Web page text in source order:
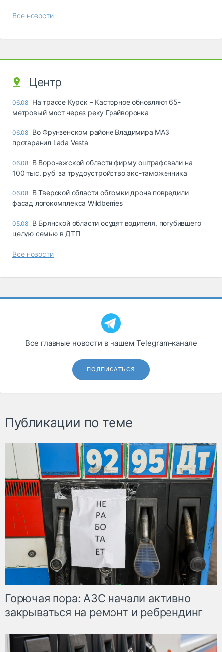
Все новости
Центр
06.08 На трассе Курск – Касторное обновляют 65-
метровый мост через реку Грайворонка
06.08 Во Фрунзенском районе Владимира МАЗ
протаранил Lada Vesta
06.08 В Воронежской области фирму оштрафовали на
100 тыс. руб. за трудоустройство экс-таможенника
06.08 В Тверской области обломки дрона повредили
фасад логокомплекса Wildberries
05.08 В Брянской области осудят водителя, погубившего
целую семью в ДТП
Все новости
Все главные новости в нашем Telegram‑канале
ПОДПИСАТЬСЯ
Публикации по теме
Горючая пора: АЗС начали активно
закрываться на ремонт и ребрендинг